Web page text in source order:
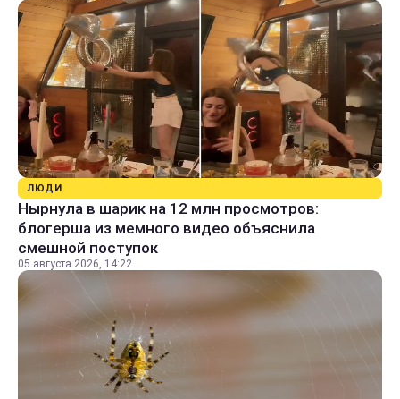
ЛЮДИ
Нырнула в шарик на 12 млн просмотров:
блогерша из мемного видео объяснила
смешной поступок
05 августа 2026, 14:22